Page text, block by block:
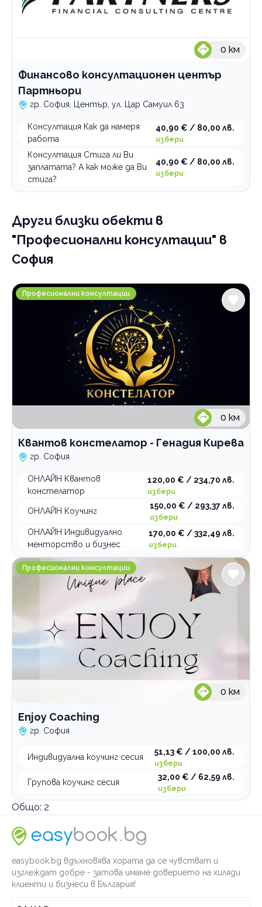
0 км
Финансово консултационен център
Партньори
гр. София, Център, ул. Цар Самуил 63
Консултация Как да намеря
работа
40,90 € / 80,00 лв.
избери
Консултация Стига ли Ви
заплатата? А как може да Ви
стига?
40,90 € / 80,00 лв.
избери
Други близки обекти в
"Професионални консултации" в
София
Квантов констелатор - Генадия Кирева
Професионални консултации
0 км
Квантов констелатор - Генадия Кирева
гр. София
ОНЛАЙН Квантов
констелатор
120,00 € / 234,70 лв.
избери
ОНЛАЙН Коучинг
150,00 € / 293,37 лв.
избери
ОНЛАЙН Индивидуално
менторство и бизнес
170,00 € / 332,49 лв.
избери
Enjoy Coaching
Професионални консултации
0 км
Enjoy Coaching
гр. София
Индивидуална коучинг сесия
51,13 € / 100,00 лв.
избери
Групова коучинг сесия
32,00 € / 62,59 лв.
избери
Общо: 2
easybook.bg вдъхновява хората да се чувстват и
изглеждат добре - затова имаме доверието на хиляди
клиенти и бизнеси в България!